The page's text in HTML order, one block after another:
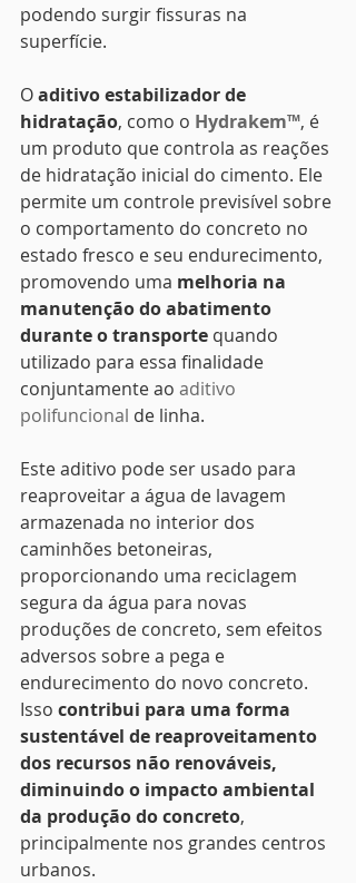
podendo surgir fissuras na
superfície.
O aditivo estabilizador de
hidratação, como o Hydrakem™, é
um produto que controla as reações
de hidratação inicial do cimento. Ele
permite um controle previsível sobre
o comportamento do concreto no
estado fresco e seu endurecimento,
promovendo uma melhoria na
manutenção do abatimento
durante o transporte quando
utilizado para essa finalidade
conjuntamente ao aditivo
polifuncional de linha.
Este aditivo pode ser usado para
reaproveitar a água de lavagem
armazenada no interior dos
caminhões betoneiras,
proporcionando uma reciclagem
segura da água para novas
produções de concreto, sem efeitos
adversos sobre a pega e
endurecimento do novo concreto.
Isso contribui para uma forma
sustentável de reaproveitamento
dos recursos não renováveis,
diminuindo o impacto ambiental
da produção do concreto,
principalmente nos grandes centros
urbanos.